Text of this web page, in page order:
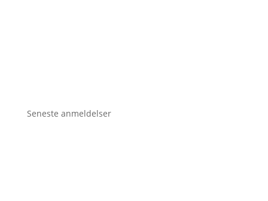
Seneste anmeldelser